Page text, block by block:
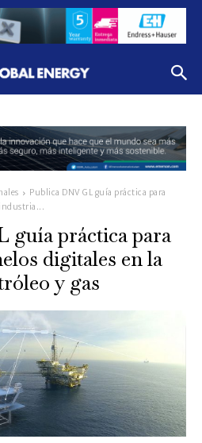
Publica DNV GL guía práctica para
guía práctica para
digitales en la
y gas